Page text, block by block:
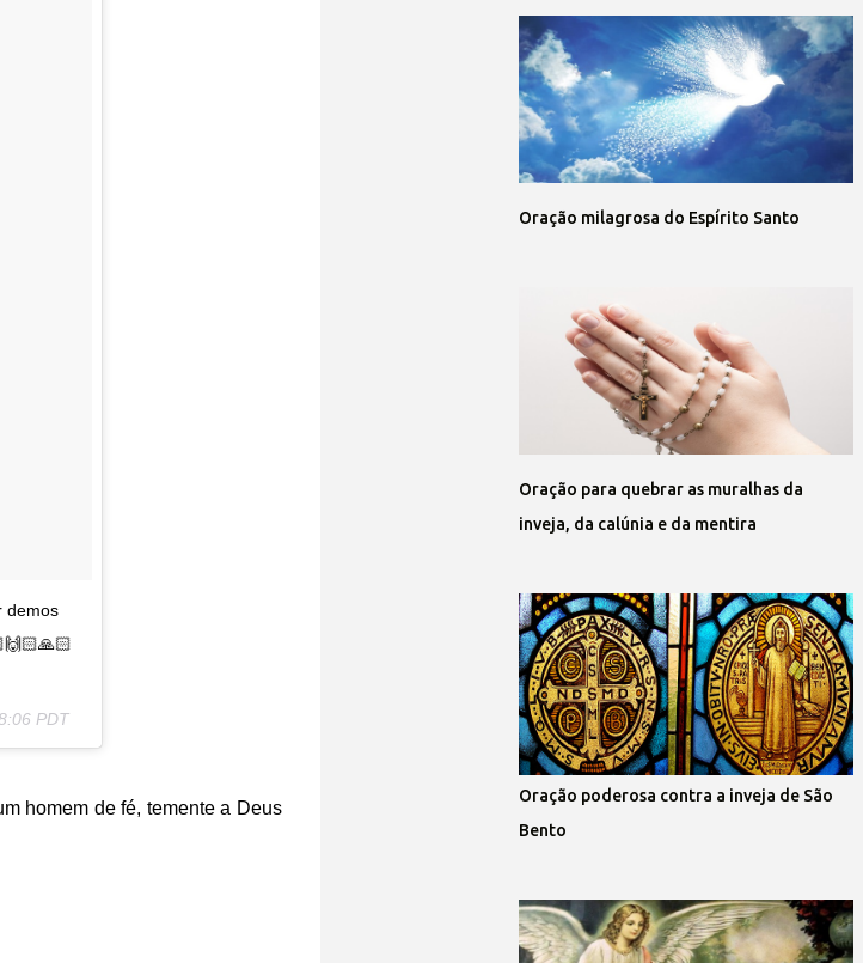
demos
PDT
homem de fé, temente a Deus
Oração milagrosa do Espírito Santo
Oração para quebrar as muralhas da
inveja, da calúnia e da mentira
Oração poderosa contra a inveja de São
Bento